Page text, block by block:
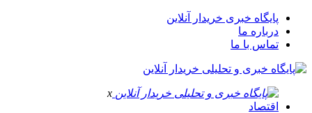
پایگاه خبری خریدار آنلاین
درباره ما
تماس با ما
x
اقتصاد